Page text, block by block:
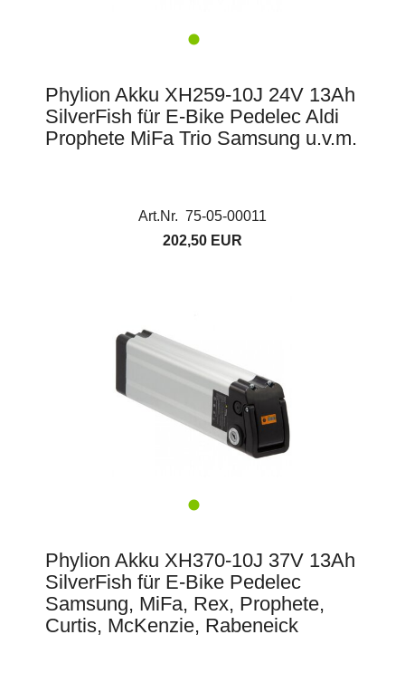
Phylion Akku XH259-10J 24V 13Ah
SilverFish für E-Bike Pedelec Aldi
Prophete MiFa Trio Samsung u.v.m.
Art.Nr. 75-05-00011
202,50 EUR
Phylion Akku XH370-10J 37V 13Ah
SilverFish für E-Bike Pedelec
Samsung, MiFa, Rex, Prophete,
Curtis, McKenzie, Rabeneick